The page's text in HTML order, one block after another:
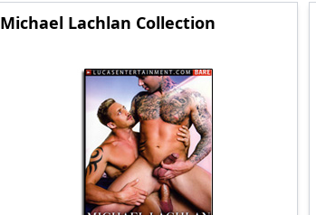
Michael Lachlan Collection